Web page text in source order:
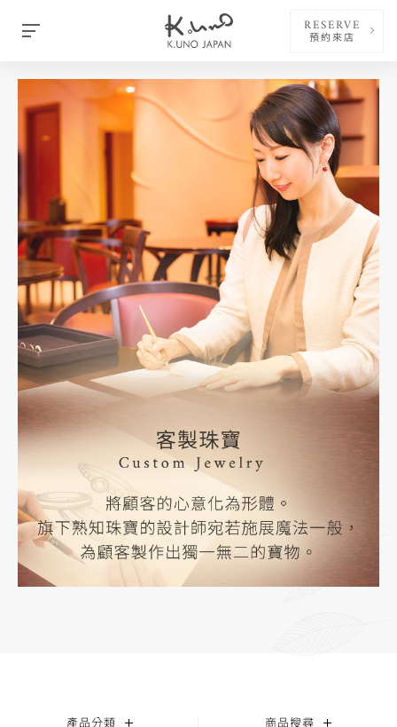
RESERVE
預約來店